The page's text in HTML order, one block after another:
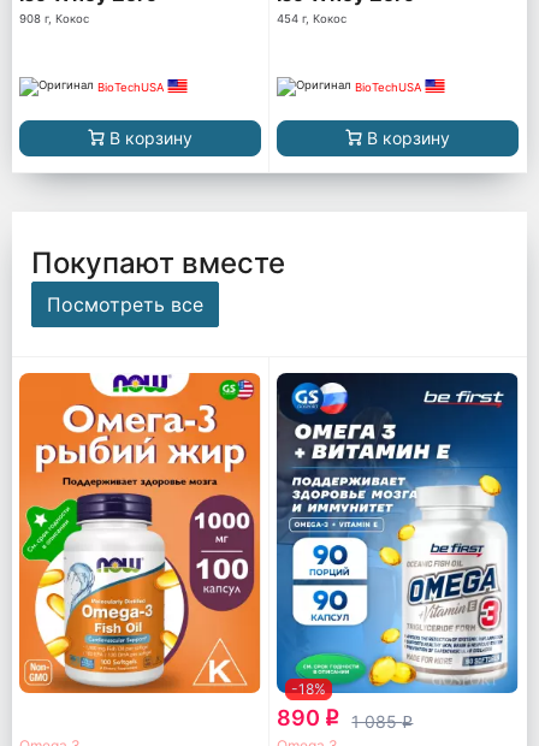
908 г, Кокос
BioTechUSA
В корзину
454 г, Кокос
BioTechUSA
В корзину
Покупают вместе
Посмотреть все
-18%
890 q 1 085q